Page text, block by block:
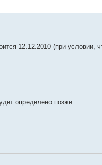
12.12.2010 (при условии,
определено позже.